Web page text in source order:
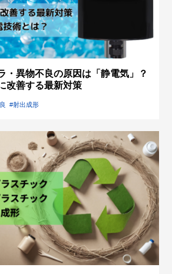
・異物不良の原因は「静電気」？
改善する最新対策
#射出成形